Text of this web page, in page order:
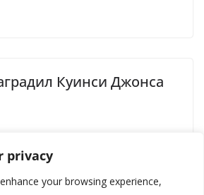
privacy
your browsing experience,
Куинси Джонса